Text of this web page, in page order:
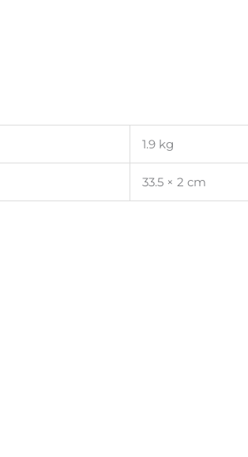
1.9 kg
33.5 × 2 cm